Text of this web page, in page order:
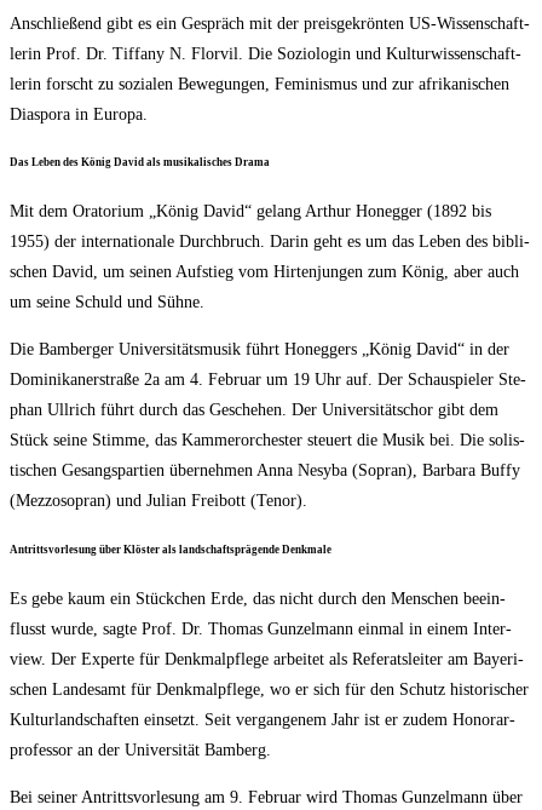
Anschlie­ßend gibt es ein Gespräch mit der preis­ge­krön­ten US-Wis­sen­schaft­
le­rin Prof. Dr. Tif­fa­ny N. Flor­vil. Die Sozio­lo­gin und Kul­tur­wis­sen­schaft­
le­rin forscht zu sozia­len Bewe­gun­gen, Femi­nis­mus und zur afri­ka­ni­schen
Dia­spo­ra in Europa.
Das Leben des König David als musi­ka­li­sches Drama
Mit dem Ora­to­ri­um „König David“ gelang Arthur Hon­eg­ger (1892 bis
1955) der inter­na­tio­na­le Durch­bruch. Dar­in geht es um das Leben des bibli­
schen David, um sei­nen Auf­stieg vom Hir­ten­jun­gen zum König, aber auch
um sei­ne Schuld und Sühne.
Die Bam­ber­ger Uni­ver­si­täts­mu­sik führt Hon­eg­gers „König David“ in der
Domi­ni­ka­ner­stra­ße 2a am 4. Febru­ar um 19 Uhr auf. Der Schau­spie­ler Ste­
phan Ull­rich führt durch das Gesche­hen. Der Uni­ver­si­täts­chor gibt dem
Stück sei­ne Stim­me, das Kam­mer­or­ches­ter steu­ert die Musik bei. Die solis­
ti­schen Gesangs­par­tien über­neh­men Anna Nesy­ba (Sopran), Bar­ba­ra Buffy
(Mez­zo­so­pran) und Juli­an Frei­bott (Tenor).
Antritts­vor­le­sung über Klös­ter als land­schafts­prä­gen­de Denkmale
Es gebe kaum ein Stück­chen Erde, das nicht durch den Men­schen beein­
flusst wur­de, sag­te Prof. Dr. Tho­mas Gun­zel­mann ein­mal in einem Inter­
view. Der Exper­te für Denk­mal­pfle­ge arbei­tet als Refe­rats­lei­ter am Baye­ri­
schen Lan­des­amt für Denk­mal­pfle­ge, wo er sich für den Schutz his­to­ri­scher
Kul­tur­land­schaf­ten ein­setzt. Seit ver­gan­ge­nem Jahr ist er zudem Hono­rar­
pro­fes­sor an der Uni­ver­si­tät Bamberg.
Bei sei­ner Antritts­vor­le­sung am 9. Febru­ar wird Tho­mas Gun­zel­mann über